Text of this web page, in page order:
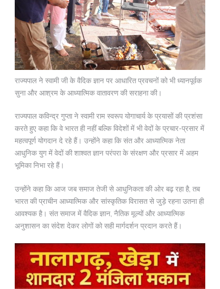
राज्यपाल ने स्वामी जी के वैदिक ज्ञान पर आधारित प्रवचनों को भी ध्यानपूर्वक
सुना और आश्रम के आध्यात्मिक वातावरण की सराहना की।
राज्यपाल कविन्द्र गुप्ता ने स्वामी राम स्वरूप योगाचार्य के प्रयासों की प्रशंसा
करते हुए कहा कि वे भारत ही नहीं बल्कि विदेशों में भी वेदों के प्रचार-प्रसार में
महत्वपूर्ण योगदान दे रहे हैं। उन्होंने कहा कि संत और आध्यात्मिक नेता
आधुनिक युग में वेदों की शाश्वत ज्ञान परंपरा के संरक्षण और प्रसार में अहम
भूमिका निभा रहे हैं।
उन्होंने कहा कि आज जब समाज तेजी से आधुनिकता की ओर बढ़ रहा है, तब
भारत की प्राचीन आध्यात्मिक और सांस्कृतिक विरासत से जुड़े रहना उतना ही
आवश्यक है। संत समाज में वैदिक ज्ञान, नैतिक मूल्यों और आध्यात्मिक
अनुशासन का संदेश देकर लोगों को सही मार्गदर्शन प्रदान करते हैं।